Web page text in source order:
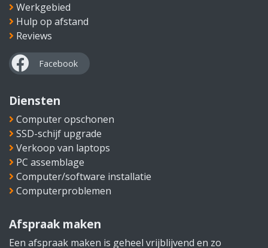
Werkgebied
Hulp op afstand
Reviews
Diensten
Computer opschonen
SSD-schijf upgrade
Verkoop van laptops
PC assemblage
Computer/software installatie
Computerproblemen
Afspraak maken
Een afspraak maken is geheel vrijblijvend en zo